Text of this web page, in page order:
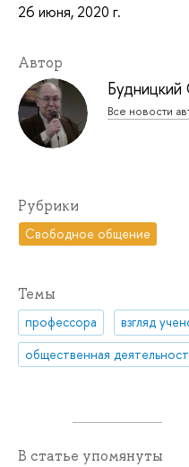
26 июня, 2020 г.
Автор
Будницкий
Все новости
Рубрики
Свободное общение
Темы
профессора взгляд
общественная
В статье упомянуты